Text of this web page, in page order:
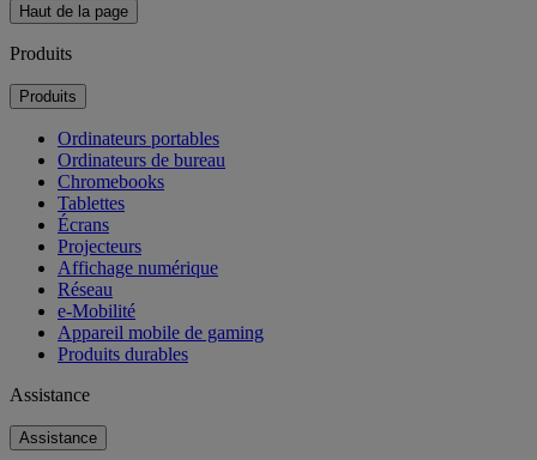
Haut de la page
Produits
Produits
Ordinateurs portables
Ordinateurs de bureau
Chromebooks
Tablettes
Écrans
Projecteurs
Affichage numérique
Réseau
e-Mobilité
Appareil mobile de gaming
Produits durables
Assistance
Assistance